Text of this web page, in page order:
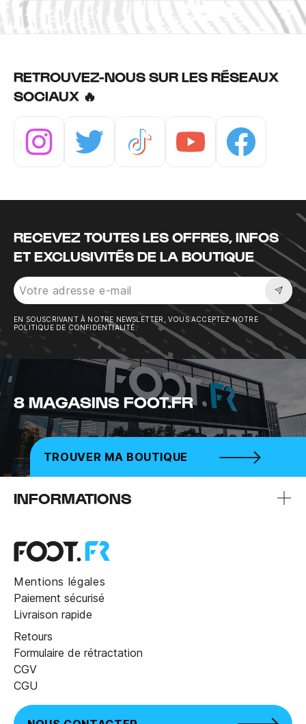
RETROUVEZ-NOUS SUR LES RÉSEAUX
SOCIAUX 🔥
RECEVEZ TOUTES LES OFFRES, INFOS
ET EXCLUSIVITÉS DE LA BOUTIQUE
EN SOUSCRIVANT À NOTRE NEWSLETTER, VOUS ACCEPTEZ NOTRE
POLITIQUE DE CONFIDENTIALITÉ.
8 MAGASINS FOOT.FR
TROUVER MA BOUTIQUE
INFORMATIONS
Mentions légales
Paiement sécurisé
Livraison rapide
Retours
Formulaire de rétractation
CGV
CGU